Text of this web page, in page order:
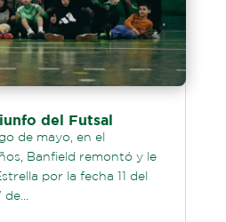
del Futsal
de mayo, en el
Banfield remontó y le
por la fecha 11 del